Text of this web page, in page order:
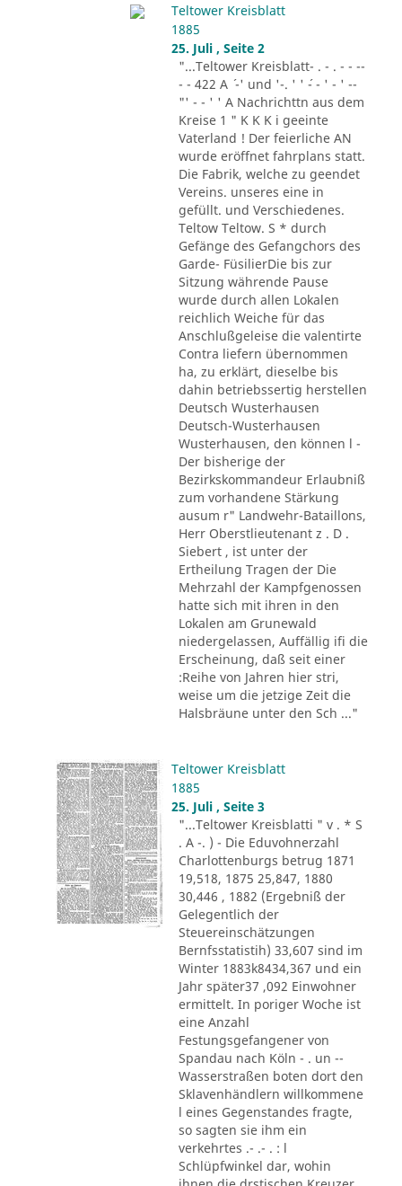
Teltower Kreisblatt
1885
25. Juli , Seite 2
"...Teltower Kreisblatt- . - . - - --
- - 422 A ´ -' und '-. ' ' ´- - ' - ' --
"' - - ' ' A Nachrichttn aus dem
Kreise 1 " K K K i geeinte
Vaterland ! Der feierliche AN
wurde eröffnet fahrplans statt.
Die Fabrik, welche zu geendet
Vereins. unseres eine in
gefüllt. und Verschiedenes.
Teltow Teltow. S * durch
Gefänge des Gefangchors des
Garde- FüsilierDie bis zur
Sitzung währende Pause
wurde durch allen Lokalen
reichlich Weiche für das
Anschlußgeleise die valentirte
Contra liefern übernommen
ha, zu erklärt, dieselbe bis
dahin betriebssertig herstellen
Deutsch Wusterhausen
Deutsch-Wusterhausen
Wusterhausen, den können l -
Der bisherige der
Bezirkskommandeur Erlaubniß
zum vorhandene Stärkung
ausum r" Landwehr-Bataillons,
Herr Oberstlieutenant z . D .
Siebert , ist unter der
Ertheilung Tragen der Die
Mehrzahl der Kampfgenossen
hatte sich mit ihren in den
Lokalen am Grunewald
niedergelassen, Auffällig ifi die
Erscheinung, daß seit einer
:Reihe von Jahren hier stri,
weise um die jetzige Zeit die
Halsbräune unter den Sch ..."
Teltower Kreisblatt
1885
25. Juli , Seite 3
"...Teltower Kreisblatti " v . * S
. A -. ) - Die Eduvohnerzahl
Charlottenburgs betrug 1871
19,518, 1875 25,847, 1880
30,446 , 1882 (Ergebniß der
Gelegentlich der
Steuereinschätzungen
Bernfsstatistih) 33,607 sind im
Winter 1883k8434,367 und ein
Jahr später37 ,092 Einwohner
ermittelt. In poriger Woche ist
eine Anzahl
Festungsgefangener von
Spandau nach Köln - . un --
Wasserstraßen boten dort den
Sklavenhändlern willkommene
l eines Gegenstandes fragte,
so sagten sie ihm ein
verkehrtes .- .- . : l
Schlüpfwinkel dar, wohin